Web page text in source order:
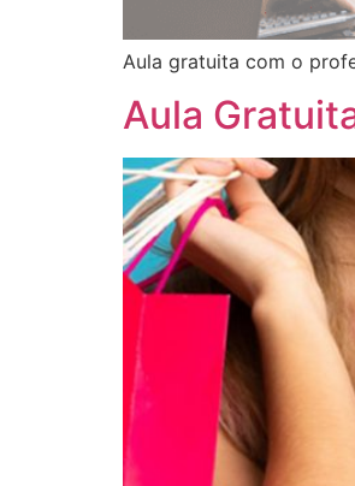
Aula gratuita com o
Aula